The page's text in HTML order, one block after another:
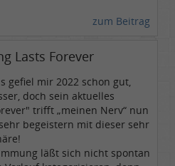
zum Beitrag
Lasts Forever
gefiel mir 2022 schon gut,
doch sein aktuelles
trifft „meinen Nerv“ nun
begeistern mit dieser sehr
läßt sich nicht spontan